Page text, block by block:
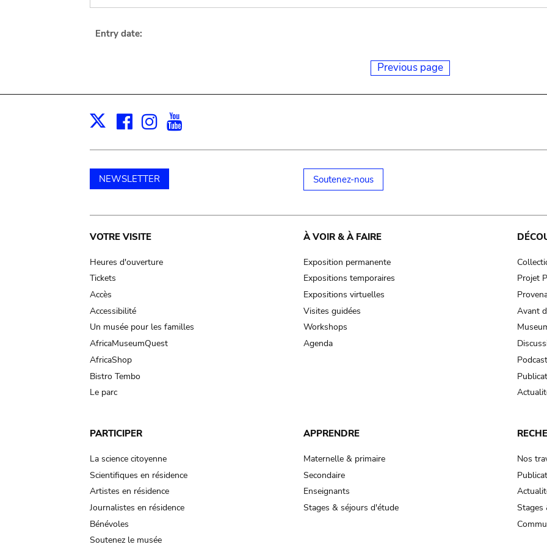
Entry date:
Previous page
X Facebook
Instagram
NEWSLETTER Soutenez-nous
Main
navigation
VOTRE VISITE
Heures d'ouverture
Tickets
Accès
Accessibilité
Un musée pour les familles
AfricaMuseumQuest
AfricaShop
Bistro Tembo
Le parc
À VOIR & À FAIRE
Exposition permanente
Expositions temporaires
Expositions virtuelles
Visites guidées
Workshops
Agenda
Projet
Avant
PARTICIPER
La science citoyenne
Scientifiques en résidence
Artistes en résidence
Journalistes en résidence
Bénévoles
Soutenez le musée
APPRENDRE
Maternelle & primaire
Secondaire
Enseignants
Stages & séjours d'étude
Nos
Stages